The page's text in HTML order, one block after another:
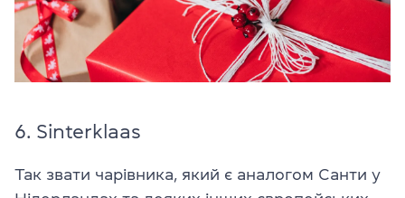
6. Sinterklaas
Так звати чарівника, який є аналогом Санти у